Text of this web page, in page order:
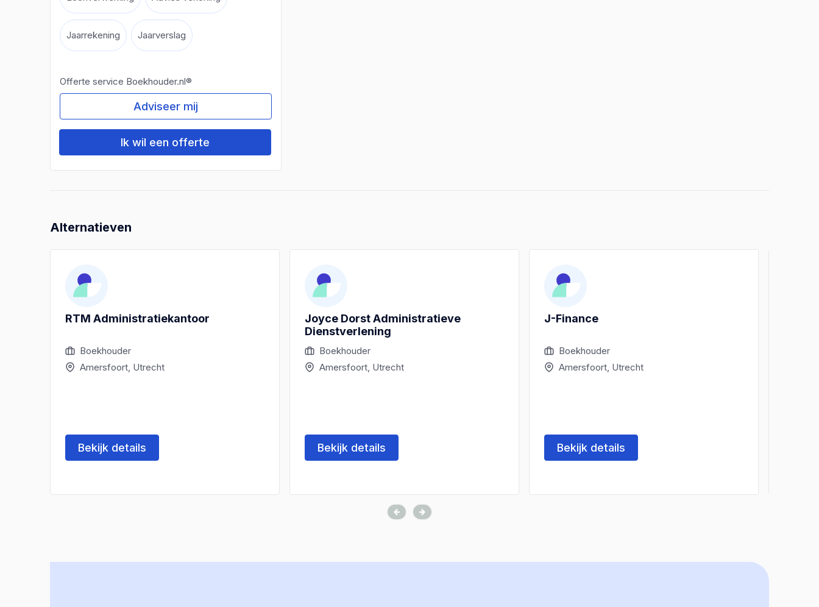
Jaarrekening Jaarverslag
Offerte service Boekhouder.nl®
Adviseer mij
Ik wil een offerte
Alternatieven
RTM Administratiekantoor
Boekhouder
Amersfoort, Utrecht
Bekijk details
Joyce Dorst Administratieve
Dienstverlening
Boekhouder
Amersfoort, Utrecht
Bekijk details
J-Finance
Boekhouder
Amersfoort, Utrecht
Bekijk details